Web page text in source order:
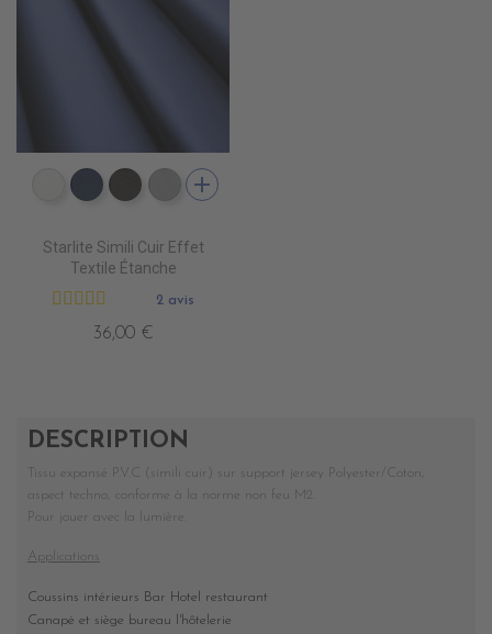
EP9000 BLANC
EP9010 NAVY BLUE
EP9013 CHOCOLAT
EP9007 PERLE
add
Starlite Simili Cuir Effet
Textile Étanche
2 avis
36,00 €
DESCRIPTION
Tissu expansé P.V.C (simili cuir) sur support jersey Polyester/Coton,
aspect techno, conforme à la norme non feu M2.
Pour jouer avec la lumière.
Applications
Coussins intérieurs Bar Hotel restaurant
Canapé et siège bureau l'hôtelerie